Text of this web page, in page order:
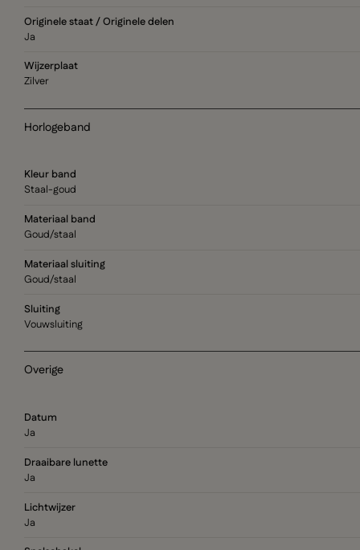
Originele staat / Originele delen
Ja
Wijzerplaat
Zilver
Horlogeband
Kleur band
Staal-goud
Materiaal band
Goud/staal
Materiaal sluiting
Goud/staal
Sluiting
Vouwsluiting
Overige
Datum
Ja
Draaibare lunette
Ja
Lichtwijzer
Ja